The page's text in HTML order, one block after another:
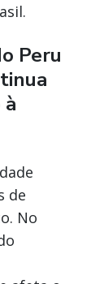
Peru
de
No